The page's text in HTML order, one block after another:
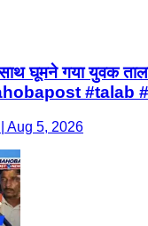
घूमने गया युवक
#talab
Aug 5, 2026